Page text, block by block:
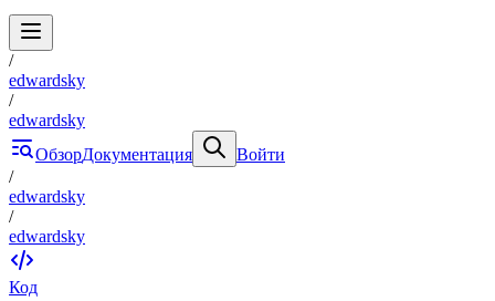
/
edwardsky
/
edwardsky
ОбзорДокументация
Войти
/
edwardsky
/
edwardsky
Код